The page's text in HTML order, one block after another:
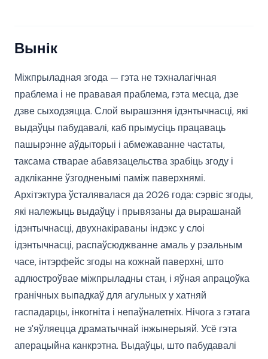
Вынік
Міжпрыладная згода — гэта не тэхналагічная
праблема і не прававая праблема, гэта месца, дзе
дзве сыходзяцца. Слой вырашэння ідэнтычнасці, які
выдаўцы пабудавалі, каб прымусіць працаваць
пашырэнне аўдыторыі і абмежаванне частаты,
таксама стварае абавязацельства зрабіць згоду і
адкліканне ўзгодненымі паміж паверхнямі.
Архітэктура ўсталявалася да 2026 года: сэрвіс згоды,
які належыць выдаўцу і прывязаны да вырашанай
ідэнтычнасці, двухнакіраваны індэкс у слоі
ідэнтычнасці, распаўсюджванне амаль у рэальным
часе, інтэрфейс згоды на кожнай паверхні, што
адлюстроўвае міжпрыладны стан, і яўная апрацоўка
гранічных выпадкаў для агульных у хатняй
гаспадарцы, інкогніта і непаўналетніх. Нічога з гэтага
не з'яўляецца драматычнай інжынерыяй. Усё гэта
аперацыйна канкрэтна. Выдаўцы, што пабудавалі